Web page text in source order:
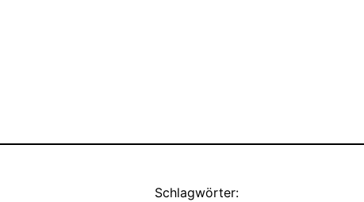
Schlagwörter: